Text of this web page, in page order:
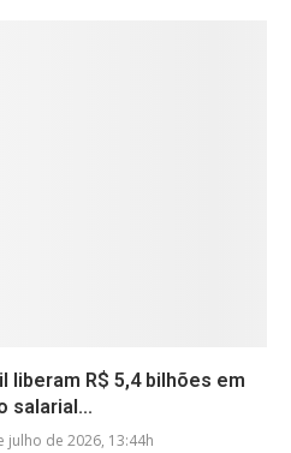
liberam R$ 5,4 bilhões em
salarial...
julho de 2026, 13:44h